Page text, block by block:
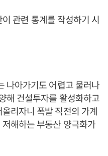
관련 통계를 작성하기 시
나아가기도 어렵고 물러나
해 건설투자를 활성화하고
리자니 폭발 직전의 가계
해하는 부동산 양극화가